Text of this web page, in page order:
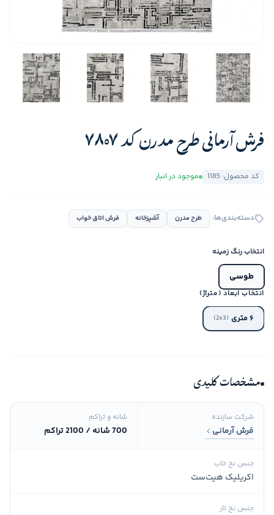
فرش آرمانی طرح مدرن کد 7807
کد محصول: 1185 موجود در انبار
دسته‌بندی‌ها: طرح مدرن آشپزخانه فرش اتاق خواب
انتخاب رنگ زمینه
طوسی
انتخاب ابعاد (متراژ)
۶ متری (2x3)
مشخصات کلیدی
شرکت سازنده
فرش آرمانی
شانه و تراکم
700 شانه / 2100 تراکم
جنس نخ خاب
اکریلیک هیت‌ست
جنس نخ تار